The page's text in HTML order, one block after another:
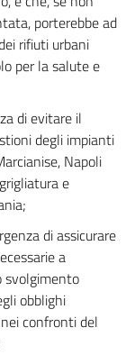
porterebbe ad
rifiuti urbani
per la salute e
di evitare il
degli impianti
Napoli
e
di assicurare
a
svolgimento
obblighi
confronti del